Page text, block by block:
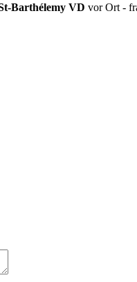
Barthélemy VD vor Ort -